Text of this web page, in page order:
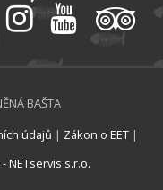
BAŠTA
údajů | Zákon o EET |
NETservis s.r.o.